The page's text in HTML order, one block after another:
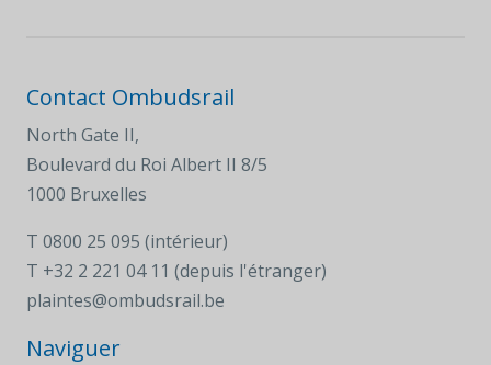
Contact Ombudsrail
North Gate II,
Boulevard du Roi Albert II 8/5
1000 Bruxelles
T 0800 25 095 (intérieur)
T +32 2 221 04 11 (depuis l'étranger)
plaintes@ombudsrail.be
Naviguer